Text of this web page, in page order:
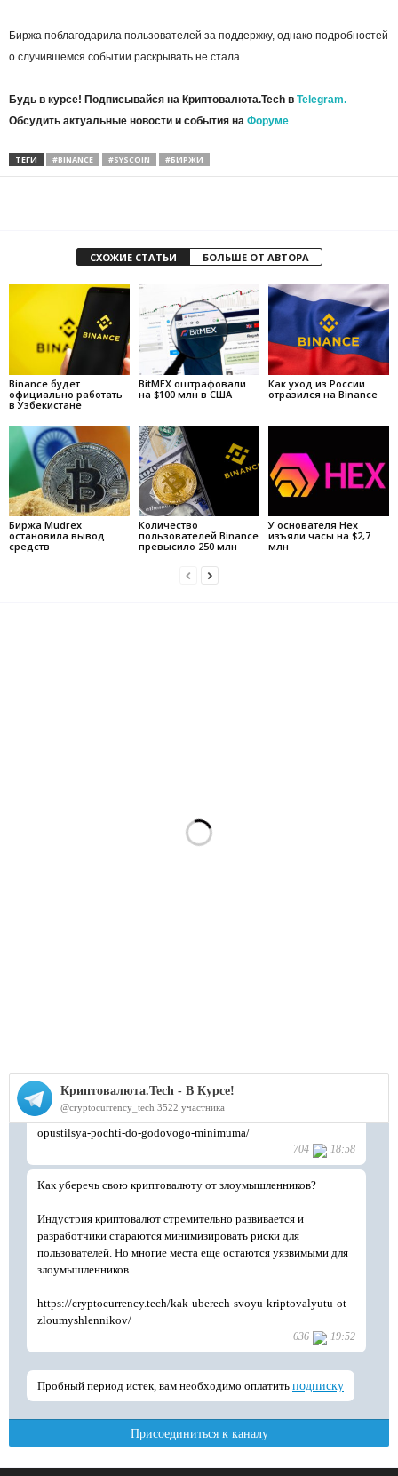
Биржа поблагодарила пользователей за поддержку, однако подробностей
о случившемся событии раскрывать не стала.
Будь в курсе! Подписывайся на Криптовалюта.Tech в Telegram.
Обсудить актуальные новости и события на Форуме
ТЕГИ #BINANCE #SYSCOIN #БИРЖИ
СХОЖИЕ СТАТЬИ БОЛЬШЕ ОТ АВТОРА
Binance будет
официально работать
в Узбекистане
BitMEX оштрафовали
на $100 млн в США
Как уход из России
отразился на Binance
Биржа Mudrex
остановила вывод
средств
Количество
пользователей Binance
превысило 250 млн
У основателя Hex
изъяли часы на $2,7
млн